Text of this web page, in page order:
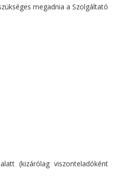
megadnia a Szolgáltató
(kizárólag viszonteladóként